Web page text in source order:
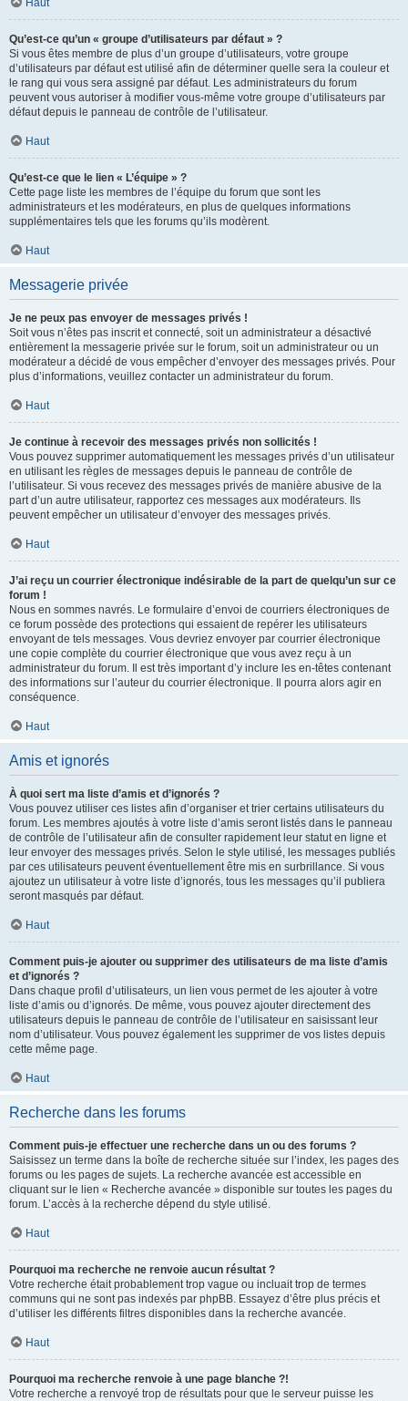
Haut
Qu’est-ce qu’un « groupe d’utilisateurs par défaut » ?
Si vous êtes membre de plus d’un groupe d’utilisateurs, votre groupe
d’utilisateurs par défaut est utilisé afin de déterminer quelle sera la couleur et
le rang qui vous sera assigné par défaut. Les administrateurs du forum
peuvent vous autoriser à modifier vous-même votre groupe d’utilisateurs par
défaut depuis le panneau de contrôle de l’utilisateur.
Haut
Qu’est-ce que le lien « L’équipe » ?
Cette page liste les membres de l’équipe du forum que sont les
administrateurs et les modérateurs, en plus de quelques informations
supplémentaires tels que les forums qu’ils modèrent.
Haut
Messagerie privée
Je ne peux pas envoyer de messages privés !
Soit vous n’êtes pas inscrit et connecté, soit un administrateur a désactivé
entièrement la messagerie privée sur le forum, soit un administrateur ou un
modérateur a décidé de vous empêcher d’envoyer des messages privés. Pour
plus d’informations, veuillez contacter un administrateur du forum.
Haut
Je continue à recevoir des messages privés non sollicités !
Vous pouvez supprimer automatiquement les messages privés d’un utilisateur
en utilisant les règles de messages depuis le panneau de contrôle de
l’utilisateur. Si vous recevez des messages privés de manière abusive de la
part d’un autre utilisateur, rapportez ces messages aux modérateurs. Ils
peuvent empêcher un utilisateur d’envoyer des messages privés.
Haut
J’ai reçu un courrier électronique indésirable de la part de quelqu’un sur ce
forum !
Nous en sommes navrés. Le formulaire d’envoi de courriers électroniques de
ce forum possède des protections qui essaient de repérer les utilisateurs
envoyant de tels messages. Vous devriez envoyer par courrier électronique
une copie complète du courrier électronique que vous avez reçu à un
administrateur du forum. Il est très important d’y inclure les en-têtes contenant
des informations sur l’auteur du courrier électronique. Il pourra alors agir en
conséquence.
Haut
Amis et ignorés
À quoi sert ma liste d’amis et d’ignorés ?
Vous pouvez utiliser ces listes afin d’organiser et trier certains utilisateurs du
forum. Les membres ajoutés à votre liste d’amis seront listés dans le panneau
de contrôle de l’utilisateur afin de consulter rapidement leur statut en ligne et
leur envoyer des messages privés. Selon le style utilisé, les messages publiés
par ces utilisateurs peuvent éventuellement être mis en surbrillance. Si vous
ajoutez un utilisateur à votre liste d’ignorés, tous les messages qu’il publiera
seront masqués par défaut.
Haut
Comment puis-je ajouter ou supprimer des utilisateurs de ma liste d’amis
et d’ignorés ?
Dans chaque profil d’utilisateurs, un lien vous permet de les ajouter à votre
liste d’amis ou d’ignorés. De même, vous pouvez ajouter directement des
utilisateurs depuis le panneau de contrôle de l’utilisateur en saisissant leur
nom d’utilisateur. Vous pouvez également les supprimer de vos listes depuis
cette même page.
Haut
Recherche dans les forums
Comment puis-je effectuer une recherche dans un ou des forums ?
Saisissez un terme dans la boîte de recherche située sur l’index, les pages des
forums ou les pages de sujets. La recherche avancée est accessible en
cliquant sur le lien « Recherche avancée » disponible sur toutes les pages du
forum. L’accès à la recherche dépend du style utilisé.
Haut
Pourquoi ma recherche ne renvoie aucun résultat ?
Votre recherche était probablement trop vague ou incluait trop de termes
communs qui ne sont pas indexés par phpBB. Essayez d’être plus précis et
d’utiliser les différents filtres disponibles dans la recherche avancée.
Haut
Pourquoi ma recherche renvoie à une page blanche ?!
Votre recherche a renvoyé trop de résultats pour que le serveur puisse les